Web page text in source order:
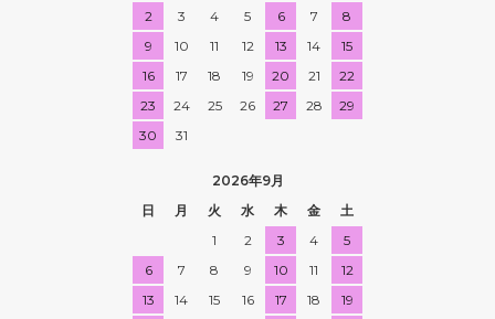
2
3 4 5 6 7
8
9
10 11 12 13 14
15
16
17 18 19 20 21
22
23
24 25 26 27 28
29
30
31
2026年9月
日
月 火 水 木 金
土
1
2 3 4
5
6
7 8 9 10 11
12
13
14 15 16 17 18
19